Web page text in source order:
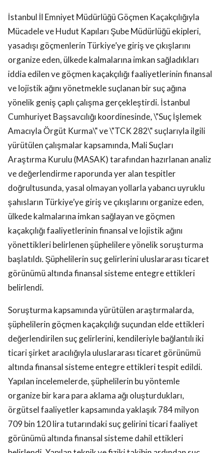
İstanbul İl Emniyet Müdürlüğü Göçmen Kaçakçılığıyla
Mücadele ve Hudut Kapıları Şube Müdürlüğü ekipleri,
yasadışı göçmenlerin Türkiye’ye giriş ve çıkışlarını
organize eden, ülkede kalmalarına imkan sağladıkları
iddia edilen ve göçmen kaçakçılığı faaliyetlerinin finansal
ve lojistik ağını yönetmekle suçlanan bir suç ağına
yönelik geniş çaplı çalışma gerçekleştirdi. İstanbul
Cumhuriyet Başsavcılığı koordinesinde, \"Suç İşlemek
Amacıyla Örgüt Kurma\" ve \"TCK 282\" suçlarıyla ilgili
yürütülen çalışmalar kapsamında, Mali Suçları
Araştırma Kurulu (MASAK) tarafından hazırlanan analiz
ve değerlendirme raporunda yer alan tespitler
doğrultusunda, yasal olmayan yollarla yabancı uyruklu
şahısların Türkiye’ye giriş ve çıkışlarını organize eden,
ülkede kalmalarına imkan sağlayan ve göçmen
kaçakçılığı faaliyetlerinin finansal ve lojistik ağını
yönettikleri belirlenen şüphelilere yönelik soruşturma
başlatıldı. Şüphelilerin suç gelirlerini uluslararası ticaret
görünümü altında finansal sisteme entegre ettikleri
belirlendi.
Soruşturma kapsamında yürütülen araştırmalarda,
şüphelilerin göçmen kaçakçılığı suçundan elde ettikleri
değerlendirilen suç gelirlerini, kendileriyle bağlantılı iki
ticari şirket aracılığıyla uluslararası ticaret görünümü
altında finansal sisteme entegre ettikleri tespit edildi.
Yapılan incelemelerde, şüphelilerin bu yöntemle
organize bir kara para aklama ağı oluşturdukları,
örgütsel faaliyetler kapsamında yaklaşık 784 milyon
709 bin 120 lira tutarındaki suç gelirini ticari faaliyet
görünümü altında finansal sisteme dahil ettikleri